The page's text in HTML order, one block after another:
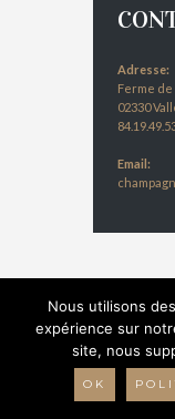
Adresse:
Ferme
02330
Email:
© 2016
Bulles
Nous utilisons
expérience sur
site, nous
OK